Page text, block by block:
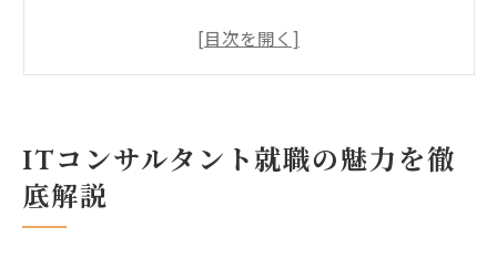
ITコンサルタント就職のキャリアパスを解説
ITコンサルタント業界の最新トレンドを解説
ITコンサルタント転職で注目される企業の特徴
ITコンサルタント就職の魅力を徹
底解説